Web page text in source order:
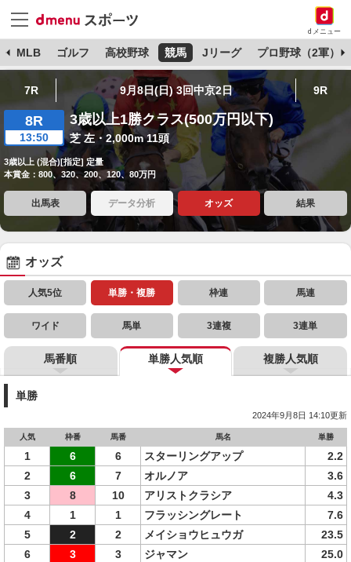
dメニュー
MLB ゴルフ 高校野球 競馬 Jリーグ プロ野球（2軍）
7R 9月8日(日) 3回中京2日 9R
8R
13:50
3歳以上1勝クラス(500万円以下)
芝 左・2,000m 11頭
3歳以上 (混合)[指定] 定量
本賞金：800、320、200、120、80万円
出馬表 データ分析 オッズ 結果
オッズ
人気5位 単勝・複勝 枠連 馬連
ワイド 馬単 3連複 3連単
馬番順 単勝人気順 複勝人気順
単勝
2024年9月8日 14:10更新
人気 枠番 馬番 馬名 単勝
1 6 6 スターリングアップ
2.2
2
6 7 オルノア
3.6
3
8 10 アリストクラシア
4.3
4
1 1 フラッシングレート
7.6
5
2 2 メイショウヒュウガ
23.5
6
3 3 ジャマン
25.0